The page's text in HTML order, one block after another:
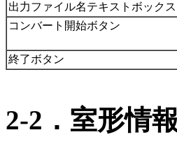
出力ファイル名テキストボックス
コンバート開始ボタン
終了ボタン
2-2．室形情